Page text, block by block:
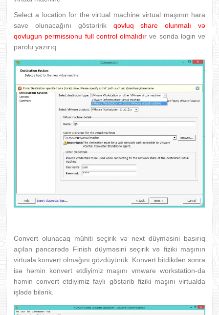
Select a location for the virtual machine virtual maşının hara
save olunacağını göstəririk qovluq share olunmalı və
qovlugun permissionu full control olmalıdır ve sonda login ve
parolu yazırıq
Convert olunacaq mühiti seçirik və next düyməsini basırıq
açılan pəncərədə Finish düyməsini seçirik və fiziki maşının
virtuala konvert olmağını gözdüyürük. Konvert bitdikdən sonra
isə həmin konvert etdiyimiz maşını vmware workstation-da
həmin convert etdiyimiz faylı göstərib fiziki maşını virtualda
işlədə bilərik.